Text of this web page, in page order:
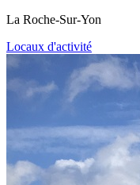
La Roche-Sur-Yon
Locaux d'activité